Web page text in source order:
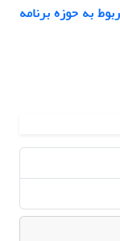
به حوزه برنامه